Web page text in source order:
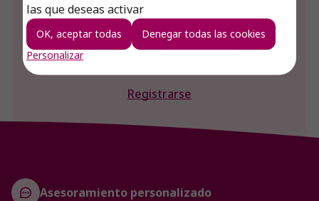
las que deseas activar
OK, aceptar todas
Denegar todas las cookies
Personalizar
¿Desea conocer el precio de este producto?
Iniciar sesión
Registrarse
Asesoramiento personalizado